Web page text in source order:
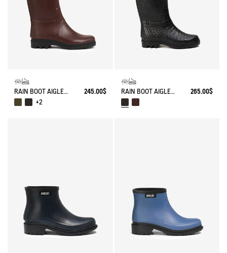
RAIN BOOT AIGLENTINE
245.00$
+2
RAIN BOOT AIGLENTINE CROCO 265.00$